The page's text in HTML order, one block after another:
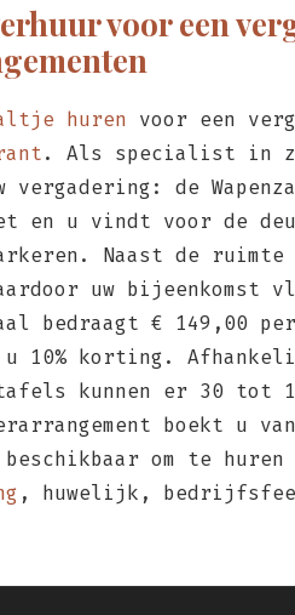
voor een
huren voor een
. Als specialist in
vergadering: de
en u vindt voor de
Naast de
uw bijeenkomst
bedraagt € 149,00
10% korting.
kunnen er 30 tot
boekt u
om te huren
, huwelijk,